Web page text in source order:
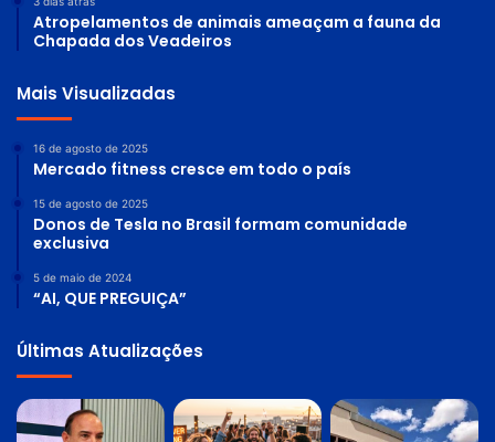
Atropelamentos de animais ameaçam a fauna da
Chapada dos Veadeiros
Mais Visualizadas
16 de agosto de 2025
Mercado fitness cresce em todo o país
15 de agosto de 2025
Donos de Tesla no Brasil formam comunidade
exclusiva
5 de maio de 2024
“AI, QUE PREGUIÇA”
Últimas Atualizações